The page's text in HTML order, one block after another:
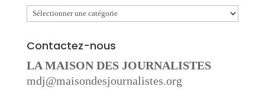
Catégories
Contactez-nous
LA MAISON DES JOURNALISTES
mdj@maisondesjournalistes.org